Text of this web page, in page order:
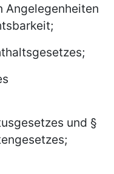
Angelegenheiten
und §